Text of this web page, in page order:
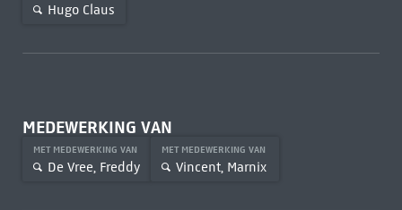
Hugo Claus
MEDEWERKING VAN
MET MEDEWERKING VAN
De Vree, Freddy
MET MEDEWERKING VAN
Vincent, Marnix